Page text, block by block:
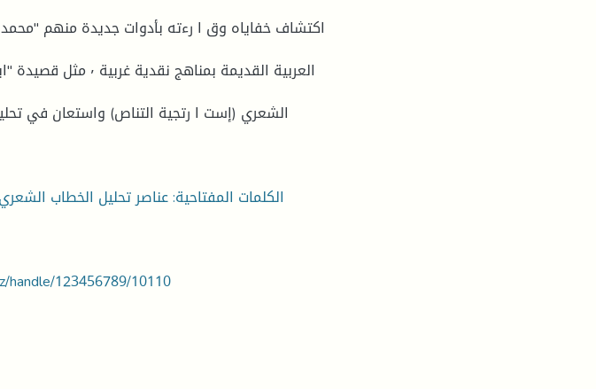
اكتشاف خفاياه وق ا رءته بأدوات جديدة منهم "محمد
العربية القديمة بمناهج
الشعري (إست ا رتجية التناص) واستعان في
handle/123456789/10110